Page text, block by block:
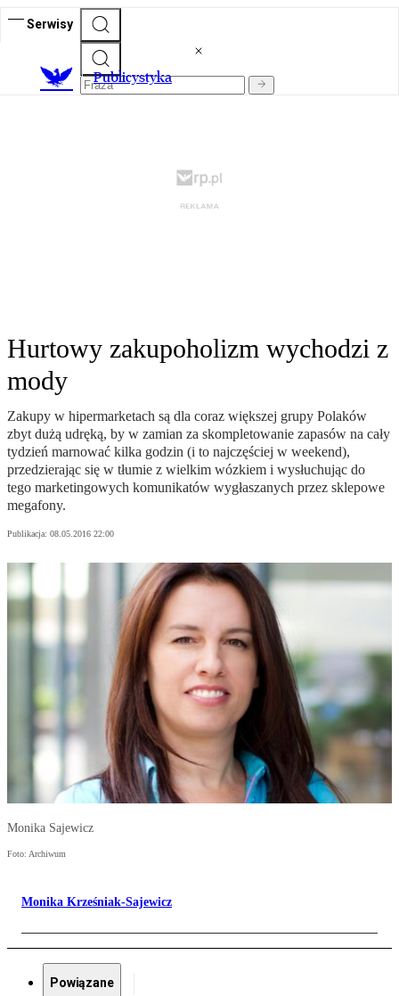
Serwisy
Publicystyka
Hurtowy zakupoholizm wychodzi z
mody
Zakupy w hipermarketach są dla coraz większej grupy Polaków
zbyt dużą udręką, by w zamian za skompletowanie zapasów na cały
tydzień marnować kilka godzin (i to najczęściej w weekend),
przedzierając się w tłumie z wielkim wózkiem i wysłuchując do
tego marketingowych komunikatów wygłaszanych przez sklepowe
megafony.
Publikacja: 08.05.2016 22:00
Monika Sajewicz
Foto: Archiwum
Monika Krześniak-Sajewicz
Powiązane